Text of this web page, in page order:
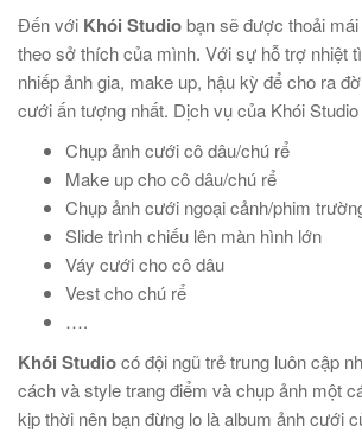
Đến với Khói Studiobạn sẽ được thoải
theo sở thích của mình. Với sự hỗ trợ nhiệt
nhiếp ảnh gia, make up, hậu kỳ để cho ra
cưới ấn tượng nhất. Dịch vụ của Khói
Chụp ảnh cưới cô dâu/chú rể
Make up cho cô dâu/chú rể
Chụp ảnh cưới ngoại cảnh/phim
Slide trình chiếu lên màn hình lớn
Váy cưới cho cô dâu
Vest cho chú rể
….
Khói Studiocó đội ngũ trẻ trung luôn cập
cách và style trang điểm và chụp ảnh một
kịp thời nên bạn đừng lo là album ảnh cưới